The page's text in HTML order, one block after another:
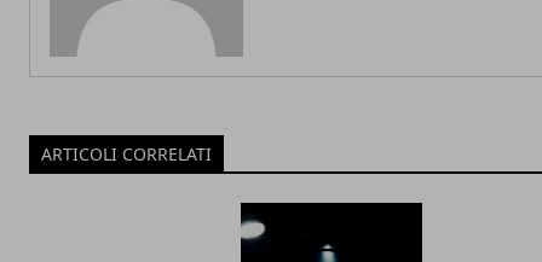
ARTICOLI CORRELATI